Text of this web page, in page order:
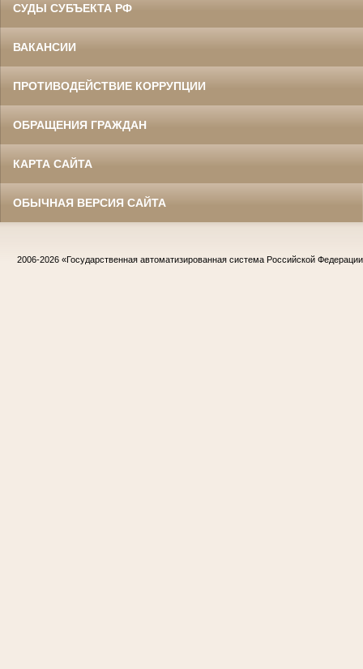
СУДЫ СУБЪЕКТА РФ
ВАКАНСИИ
ПРОТИВОДЕЙСТВИЕ КОРРУПЦИИ
ОБРАЩЕНИЯ ГРАЖДАН
КАРТА САЙТА
ОБЫЧНАЯ ВЕРСИЯ САЙТА
2006-2026 «Государственная автоматизированная система Российской